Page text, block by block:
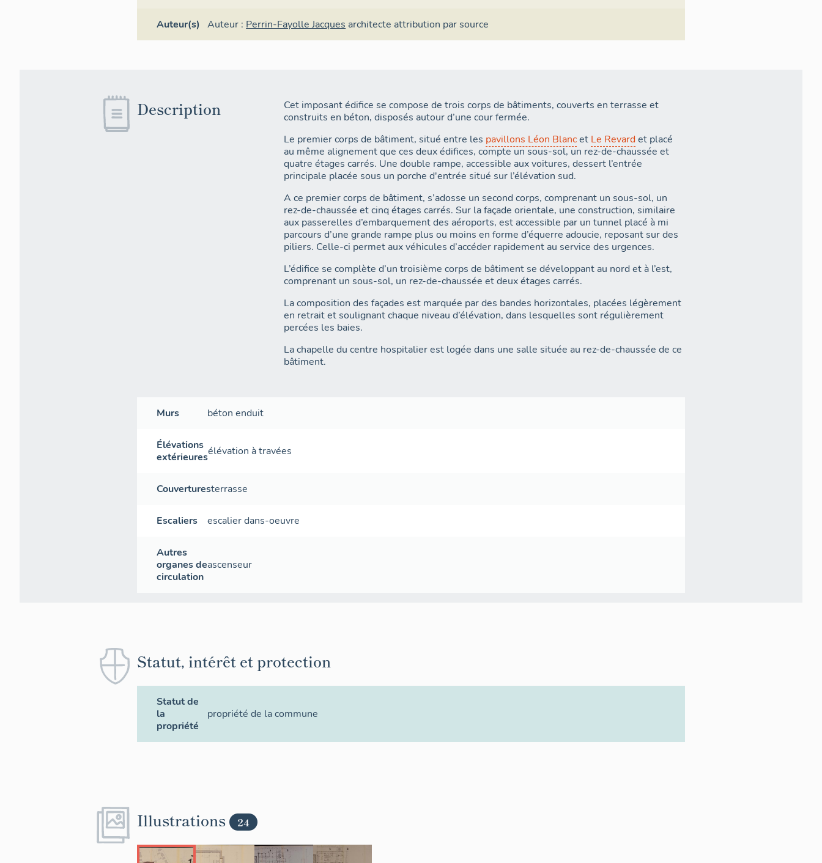
Auteur(s) Auteur : Perrin-Fayolle Jacques architecte attribution par source
Description
Cet imposant édifice se compose de trois corps de bâtiments, couverts en terrasse et
construits en béton, disposés autour d’une cour fermée.
Le premier corps de bâtiment, situé entre les pavillons Léon Blancet Le Revardet placé
au même alignement que ces deux édifices, compte un sous-sol, un rez-de-chaussée et
quatre étages carrés. Une double rampe, accessible aux voitures, dessert l’entrée
principale placée sous un porche d'entrée situé sur l’élévation sud.
A ce premier corps de bâtiment, s’adosse un second corps, comprenant un sous-sol, un
rez-de-chaussée et cinq étages carrés. Sur la façade orientale, une construction, similaire
aux passerelles d’embarquement des aéroports, est accessible par un tunnel placé à mi
parcours d’une grande rampe plus ou moins en forme d’équerre adoucie, reposant sur des
piliers. Celle-ci permet aux véhicules d’accéder rapidement au service des urgences.
L’édifice se complète d’un troisième corps de bâtiment se développant au nord et à l’est,
comprenant un sous-sol, un rez-de-chaussée et deux étages carrés.
La composition des façades est marquée par des bandes horizontales, placées légèrement
en retrait et soulignant chaque niveau d’élévation, dans lesquelles sont régulièrement
percées les baies.
La chapelle du centre hospitalier est logée dans une salle située au rez-de-chaussée de ce
bâtiment.
Murs béton enduit
Élévations
extérieuresélévation à travées
Couverturesterrasse
Escaliers escalier dans-oeuvre
Autres
organes de
circulation
ascenseur
Statut, intérêt et protection
Statut de
la
propriété
propriété de la commune
Illustrations 24